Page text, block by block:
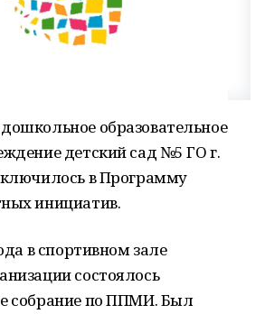
образовательное
детский сад №5 ГО г.
в Программу
инициатив.
в спортивном зале
состоялось
собрание по ППМИ. Был